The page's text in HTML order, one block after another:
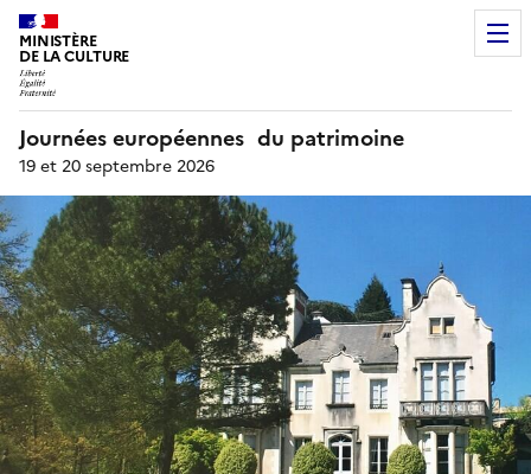
MINISTÈRE
DE LA CULTURE
Journées européennes du patrimoine
19 et 20 septembre 2026